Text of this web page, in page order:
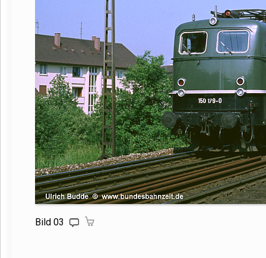
Bild 03